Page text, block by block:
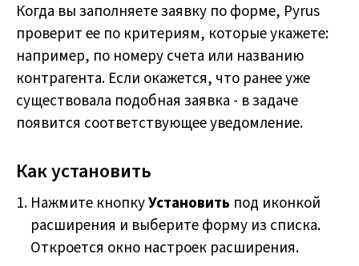
Когда вы заполняете заявку по форме, Pyrus
проверит ее по критериям, которые укажете:
например, по номеру счета или названию
контрагента. Если окажется, что ранее уже
существовала подобная заявка - в задаче
появится соответствующее уведомление.
Как установить
Нажмите кнопкуУстановить под иконкой
расширения и выберите форму из списка.
Откроется окно настроек расширения.